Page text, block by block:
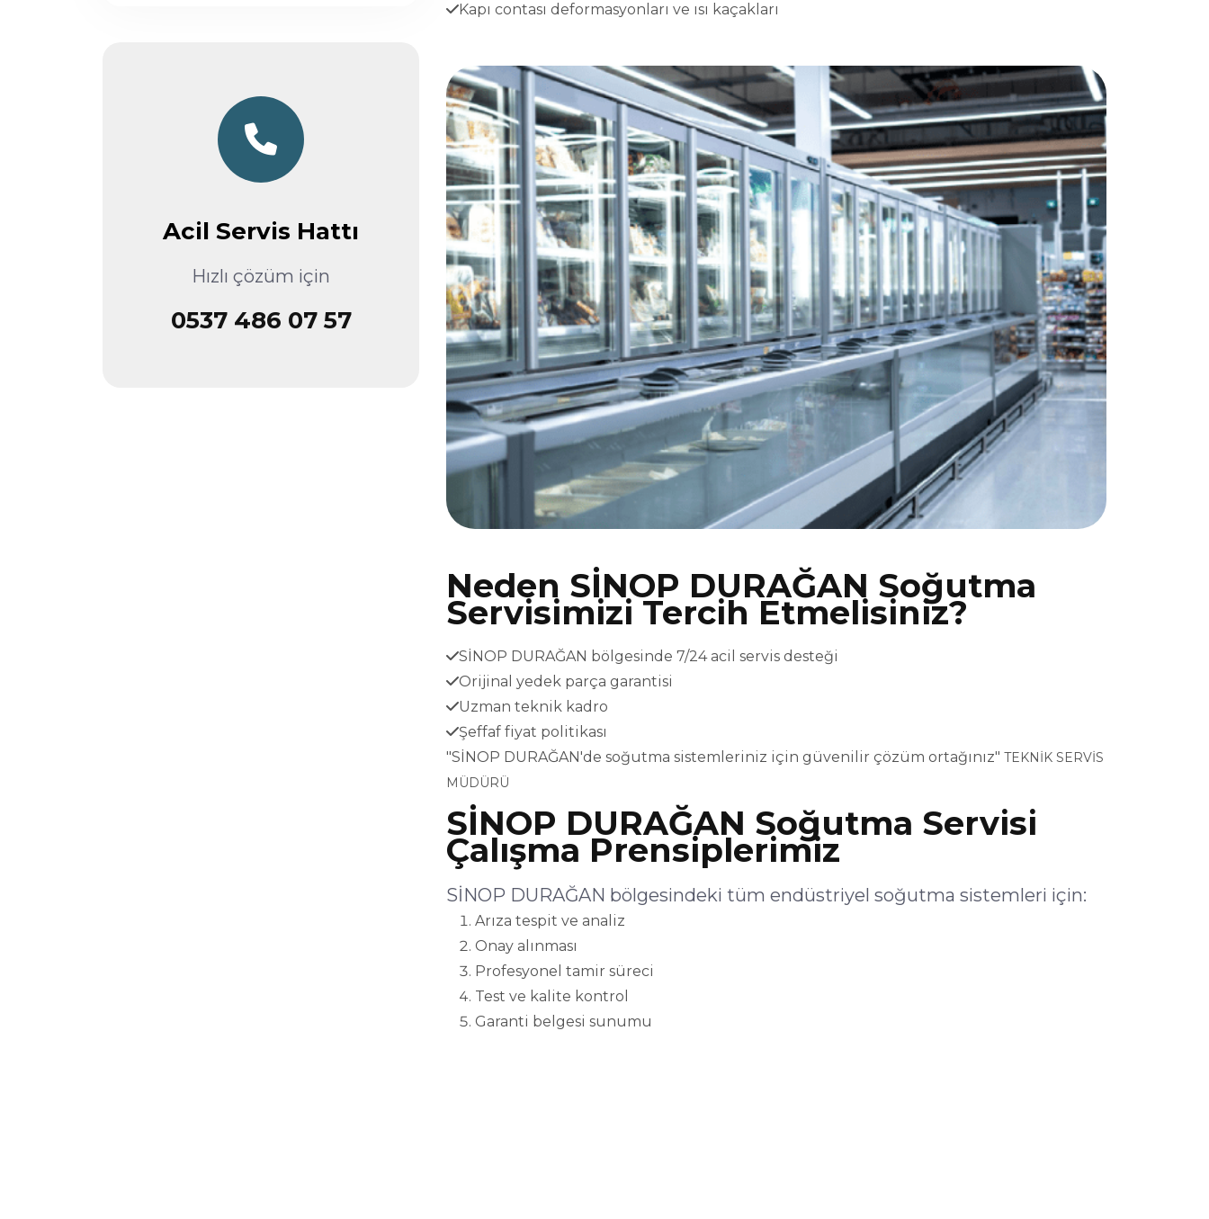
Acil Servis Hattı
Hızlı çözüm için
0537 486 07 57
Kapı contası deformasyonları ve ısı kaçakları
Neden SİNOP DURAĞAN Soğutma
Servisimizi Tercih Etmelisiniz?
SİNOP DURAĞAN bölgesinde 7/24 acil servis desteği
Orijinal yedek parça garantisi
Uzman teknik kadro
Şeffaf fiyat politikası
"SİNOP DURAĞAN'de soğutma sistemleriniz için güvenilir çözüm ortağınız" TEKNİK SERVİS
MÜDÜRÜ
SİNOP DURAĞAN Soğutma Servisi
Çalışma Prensiplerimiz
SİNOP DURAĞAN bölgesindeki tüm endüstriyel soğutma sistemleri için:
Arıza tespit ve analiz
Onay alınması
Profesyonel tamir süreci
Test ve kalite kontrol
Garanti belgesi sunumu